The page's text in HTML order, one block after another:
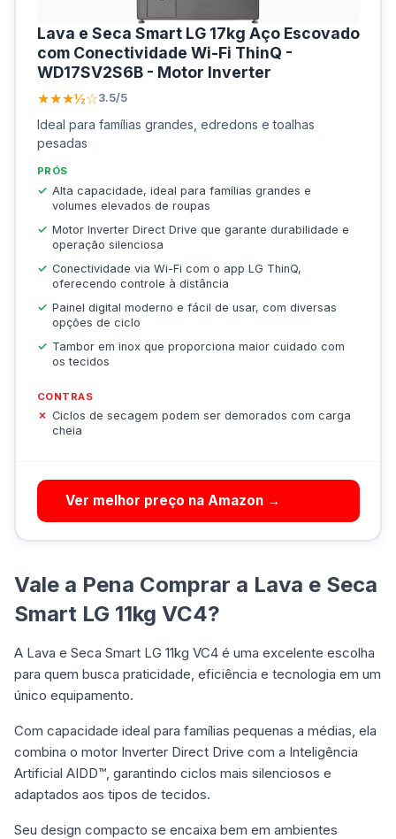
Lava e Seca Smart LG 17kg Aço Escovado
com Conectividade Wi-Fi ThinQ -
WD17SV2S6B - Motor Inverter
★★★½☆3.5/5
Ideal para famílias grandes, edredons e toalhas
pesadas
PRÓS
Alta capacidade, ideal para famílias grandes e
volumes elevados de roupas
Motor Inverter Direct Drive que garante durabilidade e
operação silenciosa
Conectividade via Wi-Fi com o app LG ThinQ,
oferecendo controle à distância
Painel digital moderno e fácil de usar, com diversas
opções de ciclo
Tambor em inox que proporciona maior cuidado com
os tecidos
CONTRAS
Ciclos de secagem podem ser demorados com carga
cheia
Ver melhor preço na Amazon →
Vale a Pena Comprar a Lava e Seca
Smart LG 11kg VC4?
A Lava e Seca Smart LG 11kg VC4 é uma excelente escolha
para quem busca praticidade, eficiência e tecnologia em um
único equipamento.
Com capacidade ideal para famílias pequenas a médias, ela
combina o motor Inverter Direct Drive com a Inteligência
Artificial AIDD™, garantindo ciclos mais silenciosos e
adaptados aos tipos de tecidos.
Seu design compacto se encaixa bem em ambientes